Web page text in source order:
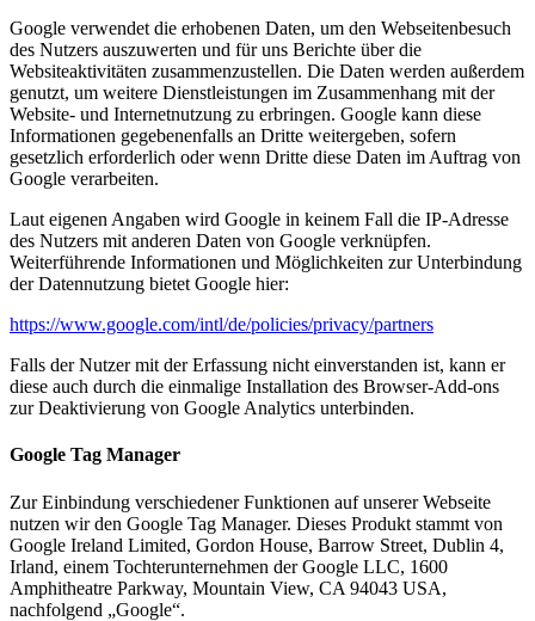
Google verwendet die erhobenen Daten, um den Webseitenbesuch
des Nutzers auszuwerten und für uns Berichte über die
Websiteaktivitäten zusammenzustellen. Die Daten werden außerdem
genutzt, um weitere Dienstleistungen im Zusammenhang mit der
Website- und Internetnutzung zu erbringen. Google kann diese
Informationen gegebenenfalls an Dritte weitergeben, sofern
gesetzlich erforderlich oder wenn Dritte diese Daten im Auftrag von
Google verarbeiten.
Laut eigenen Angaben wird Google in keinem Fall die IP-Adresse
des Nutzers mit anderen Daten von Google verknüpfen.
Weiterführende Informationen und Möglichkeiten zur Unterbindung
der Datennutzung bietet Google hier:
https://www.google.com/intl/de/policies/privacy/partners
Falls der Nutzer mit der Erfassung nicht einverstanden ist, kann er
diese auch durch die einmalige Installation des Browser-Add-ons
zur Deaktivierung von Google Analytics unterbinden.
Google Tag Manager
Zur Einbindung verschiedener Funktionen auf unserer Webseite
nutzen wir den Google Tag Manager. Dieses Produkt stammt von
Google Ireland Limited, Gordon House, Barrow Street, Dublin 4,
Irland, einem Tochterunternehmen der Google LLC, 1600
Amphitheatre Parkway, Mountain View, CA 94043 USA,
nachfolgend „Google“.